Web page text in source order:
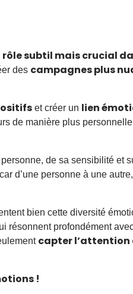
rôle subtil mais crucial
des campagnes plus
et créer un lien
de manière plus
de sa sensibilité et
d’une personne à une
bien cette diversité
résonnent profondément
capter l’attention
!